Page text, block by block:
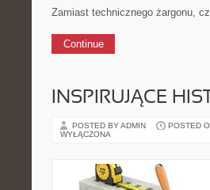
Zamiast technicznego żargonu,
Continue
INSPIRUJĄCE
POSTED BY ADMIN POSTED
WYŁĄCZONA